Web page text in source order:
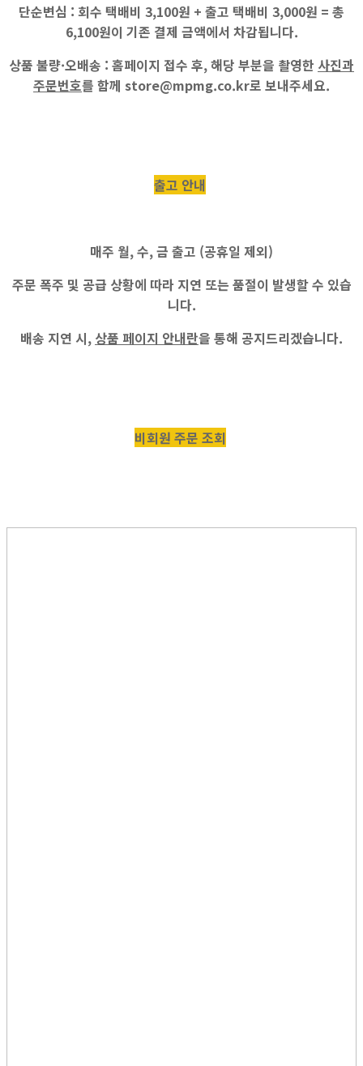
단순변심 : 회수 택배비 3,100원 + 출고 택배비 3,000원 = 총
6,100원이 기존 결제 금액에서 차감됩니다.
상품 불량·오배송 : 홈페이지 접수 후, 해당 부분을 촬영한 사진과
주문번호를 함께 store@mpmg.co.kr로 보내주세요.
출고 안내
매주 월, 수, 금 출고 (공휴일 제외)
주문 폭주 및 공급 상황에 따라 지연 또는 품절이 발생할 수 있습
니다.
배송 지연 시, 상품 페이지 안내란을 통해 공지드리겠습니다.
비회원 주문 조회